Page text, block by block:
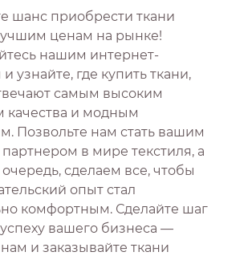
шанс приобрести ткани
ценам на рынке!
нашим интернет-
узнайте, где купить ткани,
самым высоким
качества и модным
Позвольте нам стать вашим
в мире текстиля, а
сделаем все, чтобы
опыт стал
комфортным. Сделайте шаг
вашего бизнеса —
и заказывайте ткани